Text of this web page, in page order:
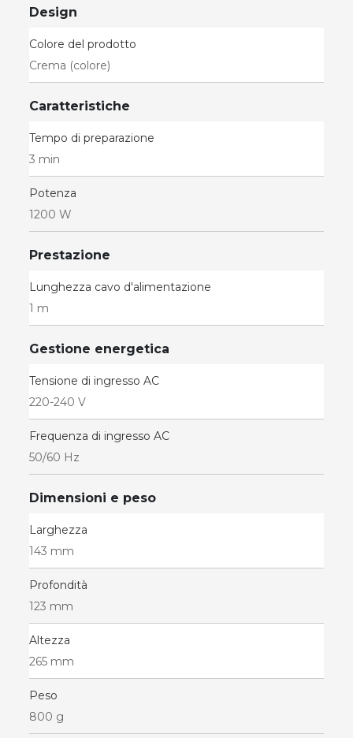
Design
Colore del prodotto
Crema (colore)
Caratteristiche
Tempo di preparazione
3 min
Potenza
1200 W
Prestazione
Lunghezza cavo d'alimentazione
1 m
Gestione energetica
Tensione di ingresso AC
220-240 V
Frequenza di ingresso AC
50/60 Hz
Dimensioni e peso
Larghezza
143 mm
Profondità
123 mm
Altezza
265 mm
Peso
800 g